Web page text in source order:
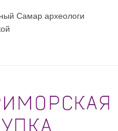
Самар археологи